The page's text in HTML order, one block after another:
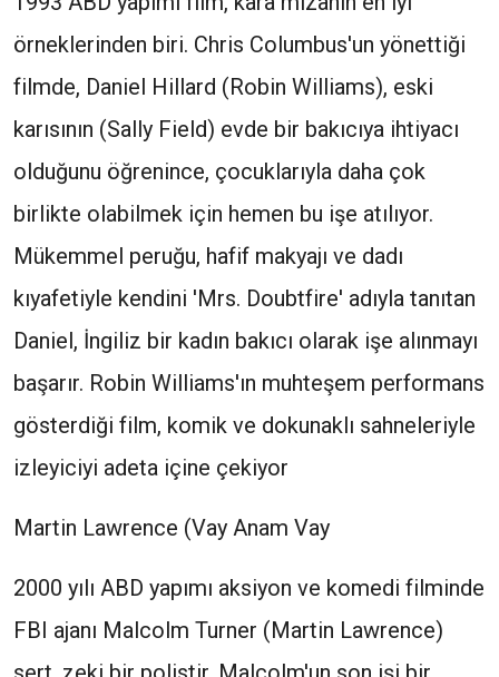
örneklerinden biri. Chris Columbus'un yönettiği
filmde, Daniel Hillard (Robin Williams), eski
karısının (Sally Field) evde bir bakıcıya ihtiyacı
olduğunu öğrenince, çocuklarıyla daha çok
birlikte olabilmek için hemen bu işe atılıyor.
Mükemmel peruğu, hafif makyajı ve dadı
kıyafetiyle kendini 'Mrs. Doubtfire' adıyla tanıtan
Daniel, İngiliz bir kadın bakıcı olarak işe alınmayı
başarır. Robin Williams'ın muhteşem performans
gösterdiği film, komik ve dokunaklı sahneleriyle
izleyiciyi adeta içine çekiyor
Martin Lawrence (Vay Anam Vay
2000 yılı ABD yapımı aksiyon ve komedi filminde
FBI ajanı Malcolm Turner (Martin Lawrence)